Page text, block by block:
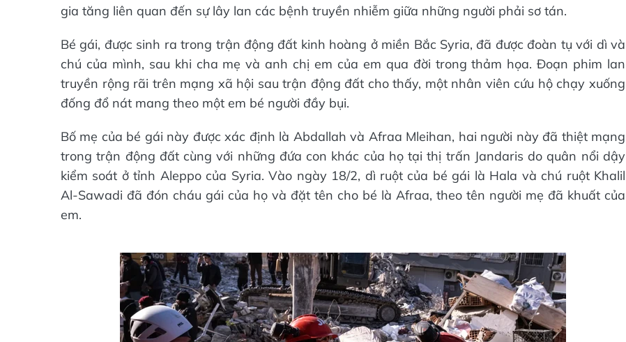
gia tăng liên quan đến sự lây lan các bệnh truyền nhiễm giữa những người phải sơ tán.
Bé gái, được sinh ra trong trận động đất kinh hoàng ở miền Bắc Syria, đã được đoàn tụ với dì và
chú của mình, sau khi cha mẹ và anh chị em của em qua đời trong thảm họa. Đoạn phim lan
truyền rộng rãi trên mạng xã hội sau trận động đất cho thấy, một nhân viên cứu hộ chạy xuống
đống đổ nát mang theo một em bé người đầy bụi.
Bố mẹ của bé gái này được xác định là Abdallah và Afraa Mleihan, hai người này đã thiệt mạng
trong trận động đất cùng với những đứa con khác của họ tại thị trấn Jandaris do quân nổi dậy
kiểm soát ở tỉnh Aleppo của Syria. Vào ngày 18/2, dì ruột của bé gái là Hala và chú ruột Khalil
Al-Sawadi đã đón cháu gái của họ và đặt tên cho bé là Afraa, theo tên người mẹ đã khuất của
em.